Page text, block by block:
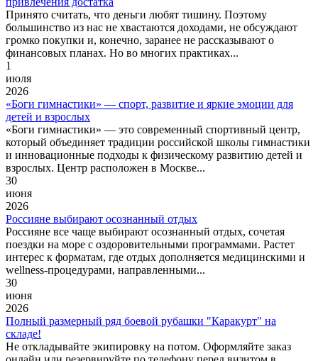
Принято считать, что деньги любят тишину. Поэтому
большинство из нас не хвастаются доходами, не обсуждают
громко покупки и, конечно, заранее не рассказывают о
финансовых планах. Но во многих практиках...
1
июля
2026
«Боги гимнастики» — спорт, развитие и яркие эмоции для
детей и взрослых
«Боги гимнастики» — это современный спортивный центр,
который объединяет традиции российской школы гимнастики
и инновационные подходы к физическому развитию детей и
взрослых. Центр расположен в Москве...
30
июня
2026
Россияне выбирают осознанный отдых
Россияне все чаще выбирают осознанный отдых, сочетая
поездки на море с оздоровительными программами. Растет
интерес к форматам, где отдых дополняется медицинскими и
wellness-процедурами, направленными...
30
июня
2026
Полный размерный ряд боевой рубашки "Каракурт" на
складе!
Не откладывайте экипировку на потом. Оформляйте заказ